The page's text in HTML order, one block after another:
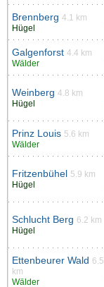
Brennberg 4.1 km
Hügel
Galgenforst 4.4 km
Wälder
Weinberg 4.8 km
Hügel
Prinz Louis 5.6 km
Wälder
Fritzenbühel 5.9 km
Hügel
Schlucht Berg 6.2 km
Hügel
Ettenbeurer Wald 6.5
km
Wälder